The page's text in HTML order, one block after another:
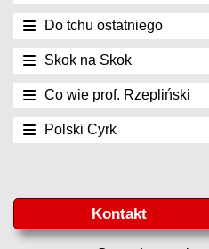
Do tchu ostatniego
Skok na Skok
Co wie prof. Rzepliński
Polski Cyrk
Kontakt